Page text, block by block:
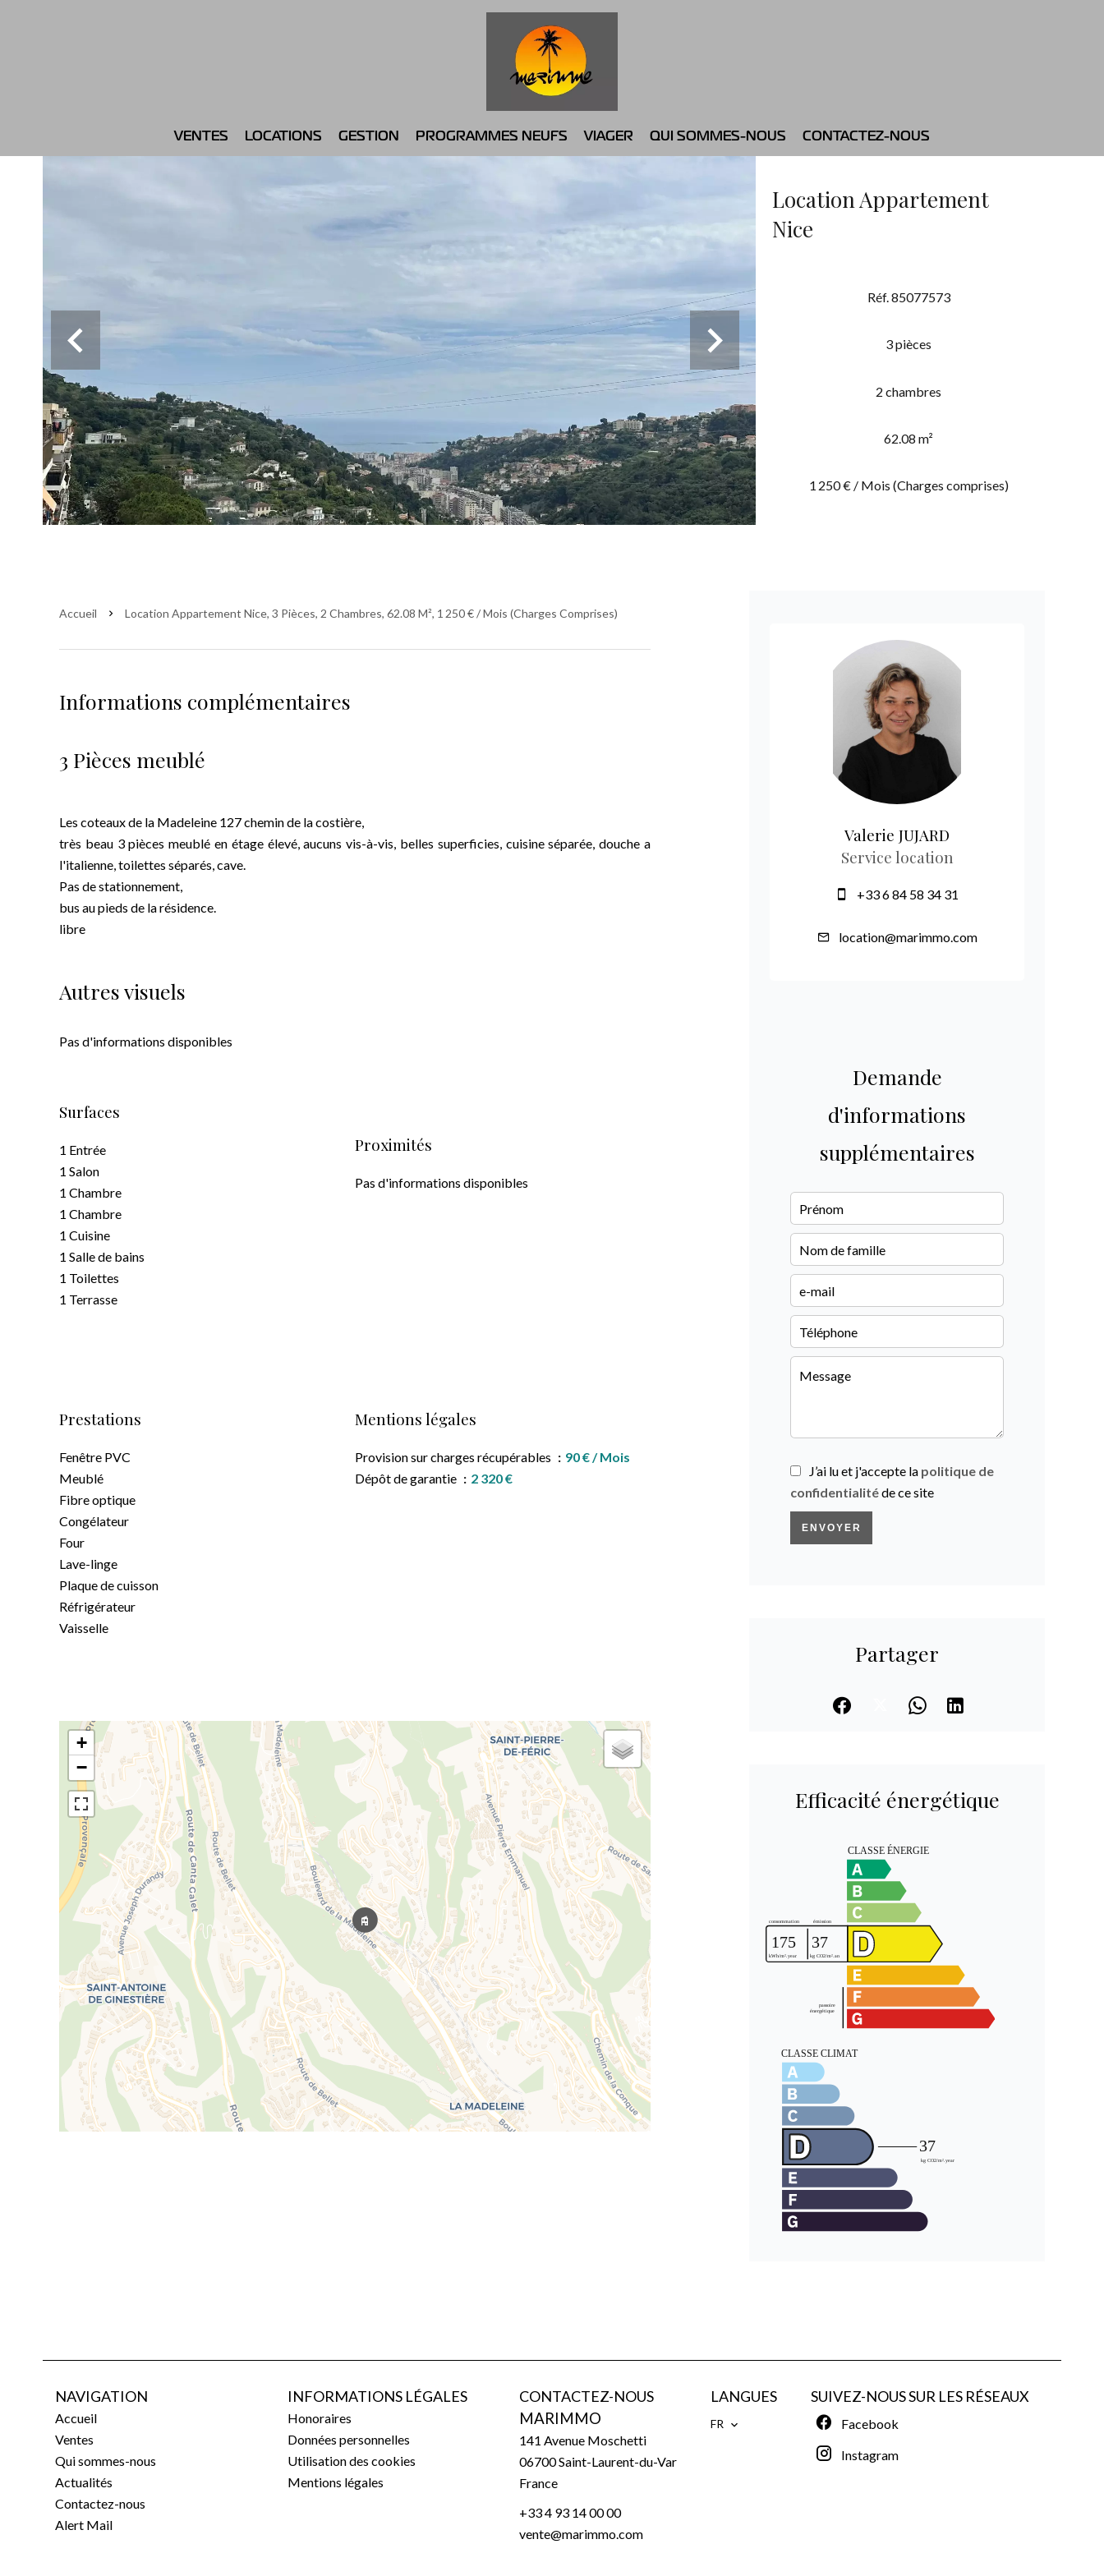
VENTES LOCATIONS GESTION PROGRAMMES NEUFS VIAGER QUI SOMMES-NOUS CONTACTEZ-NOUS
Location Appartement
Nice
Réf. 85077573
3 pièces
2 chambres
62.08 m²
1 250 € / Mois (Charges comprises)
Accueil Location Appartement Nice, 3 Pièces, 2 Chambres, 62.08 M², 1 250 € / Mois (Charges Comprises)
Informations complémentaires
3 Pièces meublé
Les coteaux de la Madeleine 127 chemin de la costière,
très beau 3 pièces meublé en étage élevé, aucuns vis-à-vis, belles superficies, cuisine séparée, douche a
l'italienne, toilettes séparés, cave.
Pas de stationnement,
bus au pieds de la résidence.
libre
Autres visuels
Pas d'informations disponibles
Surfaces
1 Entrée
1 Salon
1 Chambre
1 Chambre
1 Cuisine
1 Salle de bains
1 Toilettes
1 Terrasse
Proximités
Pas d'informations disponibles
Prestations
Fenêtre PVC
Meublé
Fibre optique
Congélateur
Four
Lave-linge
Plaque de cuisson
Réfrigérateur
Vaisselle
Mentions légales
Provision sur charges récupérables
90 € / Mois
Dépôt de garantie
2 320 €
+
−
Valerie JUJARD
Service location
+33 6 84 58 34 31
location@marimmo.com
Demande
d'informations
supplémentaires
J’ai lu et j'accepte la politique de
confidentialitéde ce site
ENVOYER
Partager
Efficacité énergétique
NAVIGATION
Accueil
Ventes
Qui sommes-nous
Actualités
Contactez-nous
Alert Mail
INFORMATIONS LÉGALES
Honoraires
Données personnelles
Utilisation des cookies
Mentions légales
CONTACTEZ-NOUS
MARIMMO
141 Avenue Moschetti
06700Saint-Laurent-du-Var
France
+33 4 93 14 00 00
vente@marimmo.com
LANGUES
FR
SUIVEZ-NOUS SUR LES RÉSEAUX
Facebook
Instagram